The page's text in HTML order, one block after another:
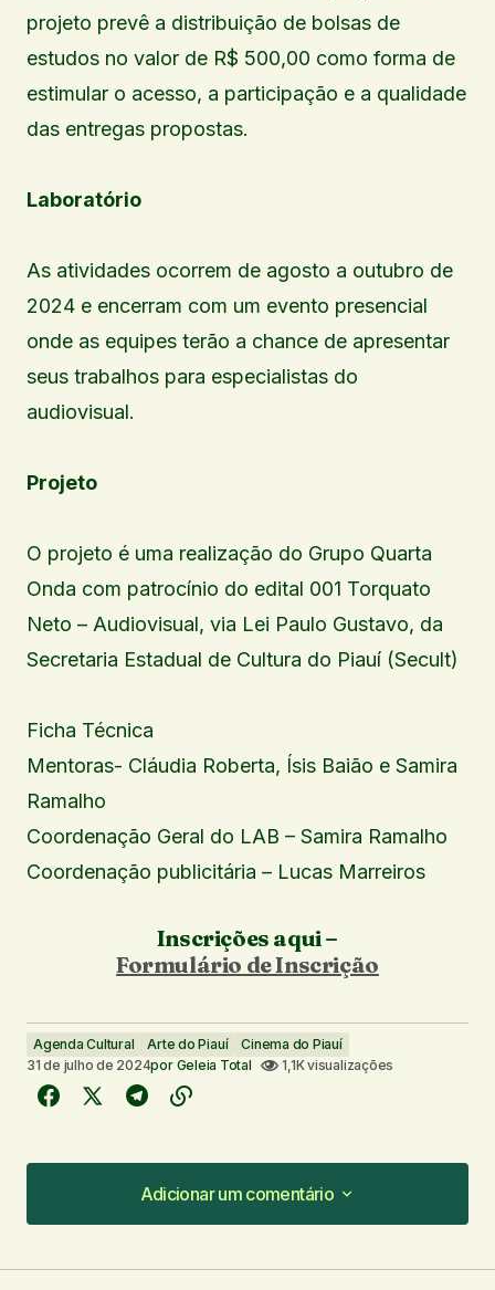
projeto prevê a distribuição de bolsas de
estudos no valor de R$ 500,00 como forma de
estimular o acesso, a participação e a qualidade
das entregas propostas.
Laboratório
As atividades ocorrem de agosto a outubro de
2024 e encerram com um evento presencial
onde as equipes terão a chance de apresentar
seus trabalhos para especialistas do
audiovisual.
Projeto
O projeto é uma realização do Grupo Quarta
Onda com patrocínio do edital 001 Torquato
Neto – Audiovisual, via Lei Paulo Gustavo, da
Secretaria Estadual de Cultura do Piauí (Secult)
Ficha Técnica
Mentoras- Cláudia Roberta, Ísis Baião e Samira
Ramalho
Coordenação Geral do LAB – Samira Ramalho
Coordenação publicitária – Lucas Marreiros
Inscrições aqui –
Formulário de Inscrição
Agenda Cultural Arte do Piauí
Cinema do Piauí
31 de julho de 2024por Geleia Total 1,1K visualizações
Adicionar um comentário
Adicionar um comentário